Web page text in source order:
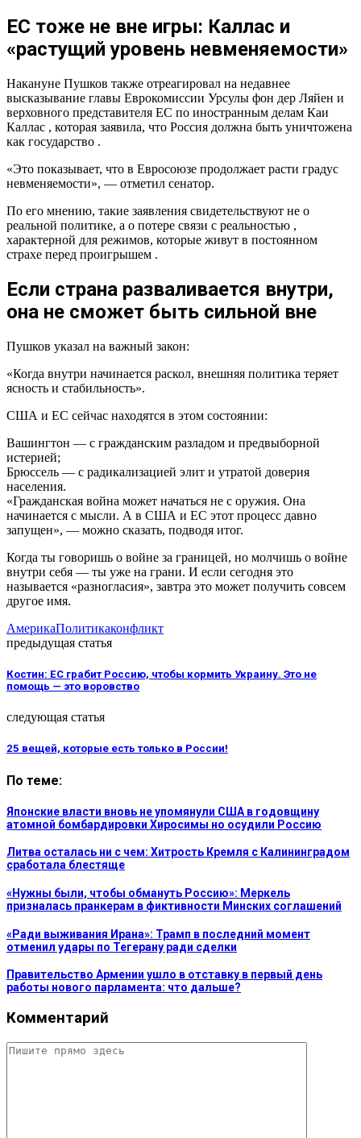
ЕС тоже не вне игры: Каллас и
«растущий уровень невменяемости»
Накануне Пушков также отреагировал на недавнее
высказывание главы Еврокомиссии Урсулы фон дер Ляйен и
верховного представителя ЕС по иностранным делам Каи
Каллас , которая заявила, что Россия должна быть уничтожена
как государство .
«Это показывает, что в Евросоюзе продолжает расти градус
невменяемости», — отметил сенатор.
По его мнению, такие заявления свидетельствуют не о
реальной политике, а о потере связи с реальностью ,
характерной для режимов, которые живут в постоянном
страхе перед проигрышем .
Если страна разваливается внутри,
она не сможет быть сильной вне
Пушков указал на важный закон:
«Когда внутри начинается раскол, внешняя политика теряет
ясность и стабильность».
США и ЕС сейчас находятся в этом состоянии:
Вашингтон — с гражданским разладом и предвыборной
истерией;
Брюссель — с радикализацией элит и утратой доверия
населения.
«Гражданская война может начаться не с оружия. Она
начинается с мысли. А в США и ЕС этот процесс давно
запущен», — можно сказать, подводя итог.
Когда ты говоришь о войне за границей, но молчишь о войне
внутри себя — ты уже на грани. И если сегодня это
называется «разногласия», завтра это может получить совсем
другое имя.
АмерикаПолитикаконфликт
предыдущая статья
Костин: ЕС грабит Россию, чтобы кормить Украину. Это не
помощь — это воровство
следующая статья
25 вещей, которые есть только в России!
По теме:
Японские власти вновь не упомянули США в годовщину
атомной бомбардировки Хиросимы но осудили Россию
Литва осталась ни с чем: Хитрость Кремля с Калининградом
сработала блестяще
«Нужны были, чтобы обмануть Россию»: Меркель
призналась пранкерам в фиктивности Минских соглашений
«Ради выживания Ирана»: Трамп в последний момент
отменил удары по Тегерану ради сделки
Правительство Армении ушло в отставку в первый день
работы нового парламента: что дальше?
Комментарий